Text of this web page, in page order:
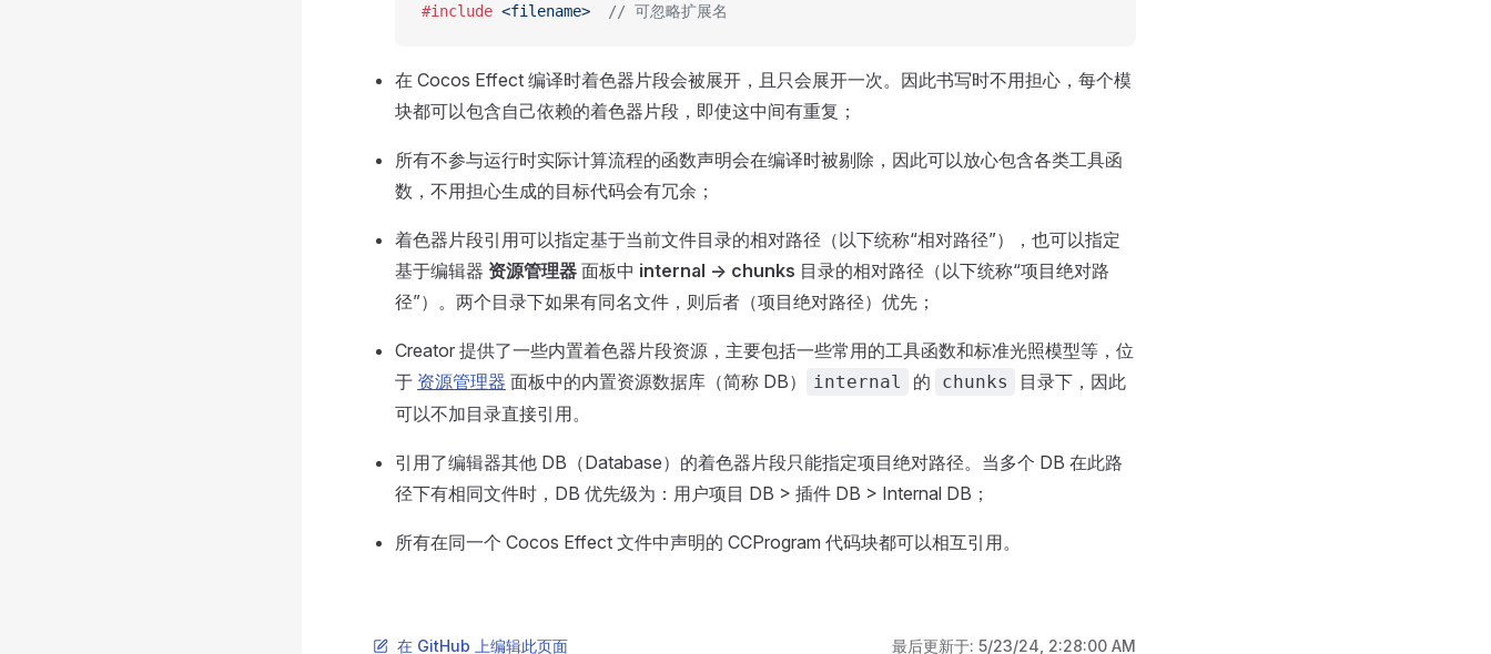
#include <filename>
  // 可忽略扩展名
在 Cocos Effect 编译时着色器片段会被展开，且只会展开一次。因此书写时不用担心，每个模
块都可以包含自己依赖的着色器片段，即使这中间有重复；
所有不参与运行时实际计算流程的函数声明会在编译时被剔除，因此可以放心包含各类工具函
数，不用担心生成的目标代码会有冗余；
着色器片段引用可以指定基于当前文件目录的相对路径（以下统称“相对路径”），也可以指定
基于编辑器 资源管理器 面板中 internal -> chunks 目录的相对路径（以下统称“项目绝对路
径”）。两个目录下如果有同名文件，则后者（项目绝对路径）优先；
Creator 提供了一些内置着色器片段资源，主要包括一些常用的工具函数和标准光照模型等，位
于 资源管理器 面板中的内置资源数据库（简称 DB） internal 的 chunks
目录下，因此
可以不加目录直接引用。
引用了编辑器其他 DB（Database）的着色器片段只能指定项目绝对路径。当多个 DB 在此路
径下有相同文件时，DB 优先级为：用户项目 DB > 插件 DB > Internal DB；
所有在同一个 Cocos Effect 文件中声明的 CCProgram 代码块都可以相互引用。
在 GitHub 上编辑此页面 最后更新于: 5/23/24, 2:28:00 AM